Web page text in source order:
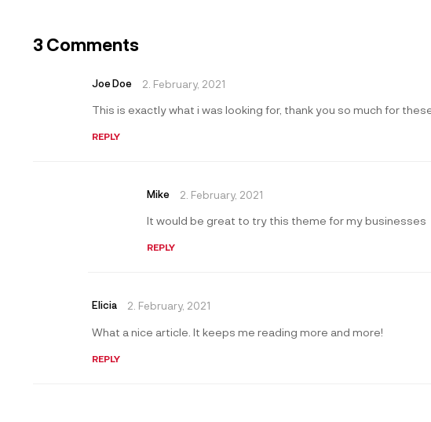
3 Comments
Joe Doe 2. February, 2021
This is exactly what i was looking for, thank you so much for
REPLY
Mike 2. February, 2021
It would be great to try this theme for my businesses
REPLY
Elicia 2. February, 2021
What a nice article. It keeps me reading more and more!
REPLY